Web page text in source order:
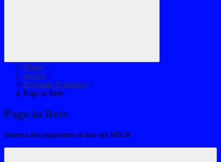
Home >
Servizi >
Personale Scolastico >
Pago in Rete
Pago in Rete
Sistema dei pagamenti on line del MIUR